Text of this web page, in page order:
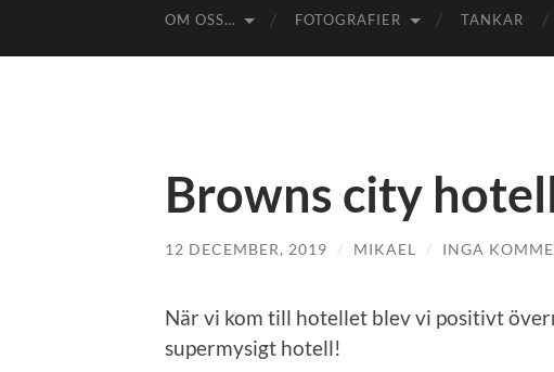
OM OSS… FOTOGRAFIER TANKAR
Browns city
12 DECEMBER, 2019 / MIKAEL / INGA
När vi kom till hotellet blev vi positivt
supermysigt hotell!